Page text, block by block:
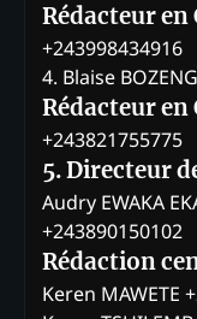
Rédacteur en
+243998434916
4. Blaise
Rédacteur
+243821755775
5. Directeur
Audry EWAKA
+243890150102
Rédaction
Keren MAWETE